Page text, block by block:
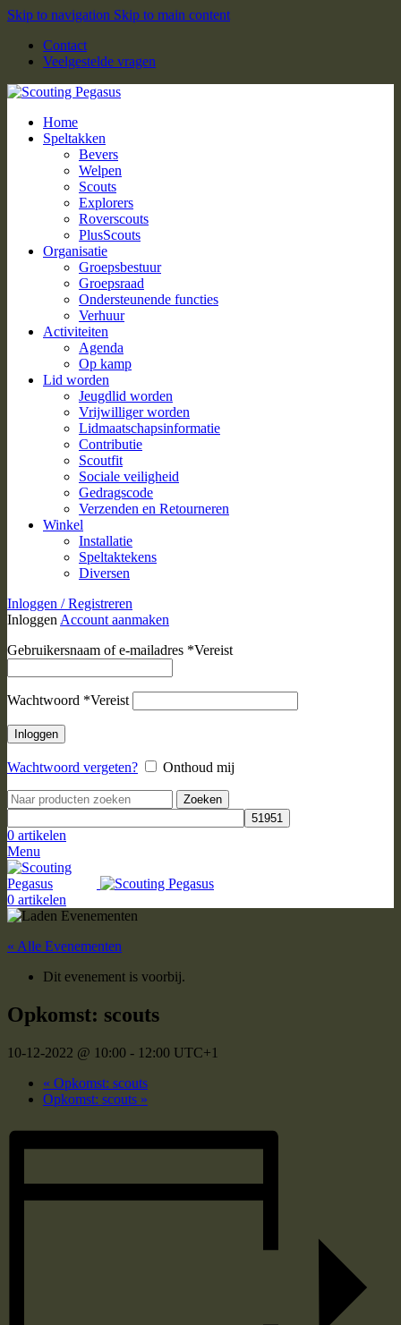
Skip to navigation Skip to main content
Contact
Veelgestelde vragen
Home
Speltakken
Bevers
Welpen
Scouts
Explorers
Roverscouts
PlusScouts
Organisatie
Groepsbestuur
Groepsraad
Ondersteunende functies
Verhuur
Activiteiten
Agenda
Op kamp
Lid worden
Jeugdlid worden
Vrijwilliger worden
Lidmaatschapsinformatie
Contributie
Scoutfit
Sociale veiligheid
Gedragscode
Verzenden en Retourneren
Winkel
Installatie
Speltaktekens
Diversen
Inloggen / Registreren
Inloggen Account aanmaken
Gebruikersnaam of e-mailadres *Vereist
Wachtwoord *Vereist
Inloggen
Wachtwoord vergeten? Onthoud mij
Zoeken
0 artikelen
Menu
0 artikelen
« Alle Evenementen
Dit evenement is voorbij.
Opkomst: scouts
10-12-2022 @ 10:00 - 12:00 UTC+1
« Opkomst: scouts
Opkomst: scouts »